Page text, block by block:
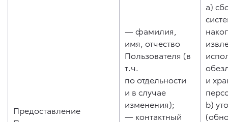
Предоставление
— фамилия,
имя, отчество
Пользователя (в
т.ч.
по отдельности
и в случае
изменения);
— контактный
a)
и
b)